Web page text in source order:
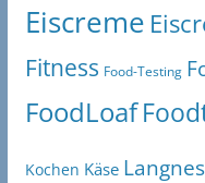
Eiscreme
Fitness Food-Testing
FoodLoaf
Kochen Käse